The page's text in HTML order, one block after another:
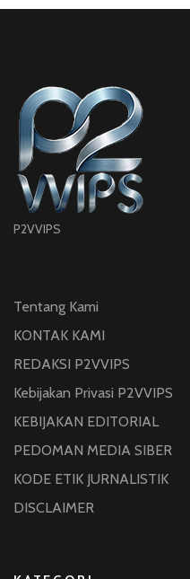
P2VVIPS
Tentang Kami
KONTAK KAMI
REDAKSI P2VVIPS
Kebijakan Privasi P2VVIPS
KEBIJAKAN EDITORIAL
PEDOMAN MEDIA SIBER
KODE ETIK JURNALISTIK
DISCLAIMER